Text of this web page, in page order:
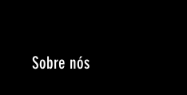
Sobre nós